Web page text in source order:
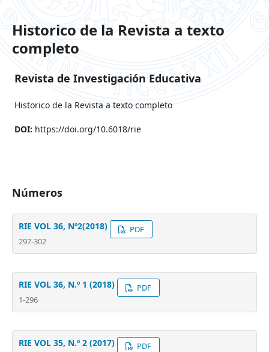
Historico de la Revista a texto
completo
Revista de Investigación Educativa
Historico de la Revista a texto completo
DOI: https://doi.org/10.6018/rie
Números
RIE VOL 36, Nº2(2018)
297-302
PDF
RIE VOL 36, N.º 1 (2018)
1-296
PDF
RIE VOL 35, N.º 2 (2017) PDF